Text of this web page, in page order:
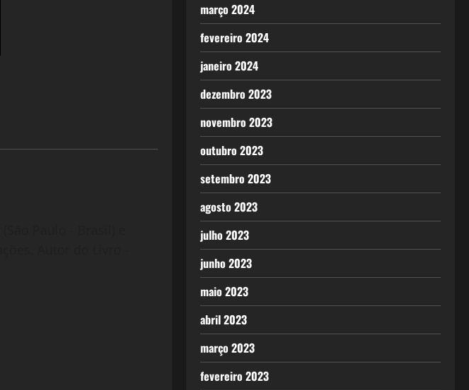
março 2024
fevereiro 2024
janeiro 2024
dezembro 2023
novembro 2023
outubro 2023
setembro 2023
agosto 2023
julho 2023
junho 2023
maio 2023
abril 2023
março 2023
fevereiro 2023